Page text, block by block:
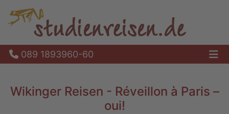
089 1893960-60
Wikinger Reisen - Réveillon à Paris –
oui!